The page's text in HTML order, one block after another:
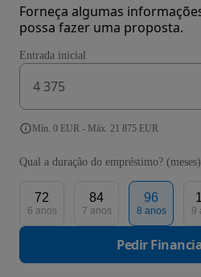
Forneça algumas
possa fazer uma proposta.
Entrada inicial
Mín. 0 EUR - Máx. 21 875 EUR
Qual a duração do empréstimo? (meses)
72
6 anos
84
7 anos
96
8 anos 9
Pedir